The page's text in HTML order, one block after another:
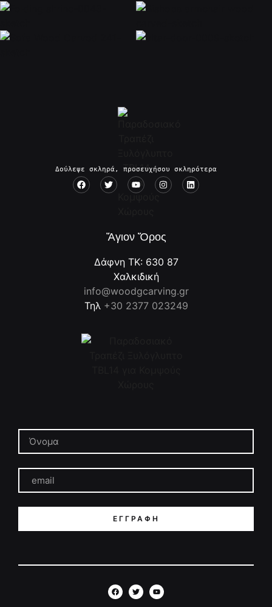
Δούλεψε σκληρά, προσευχήσου σκληρότερα
Ἅγιον Ὄρος
Δάφνη ΤΚ: 630 87
Χαλκιδική
info@woodgcarving.gr
Τηλ +30 2377 023249
ΕΓΓΡΑΦΉ